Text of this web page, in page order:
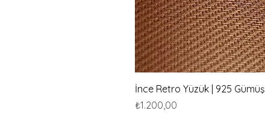
İnce Retro Yüzük | 925 Gümüş
Fiyat
₺1.200,00